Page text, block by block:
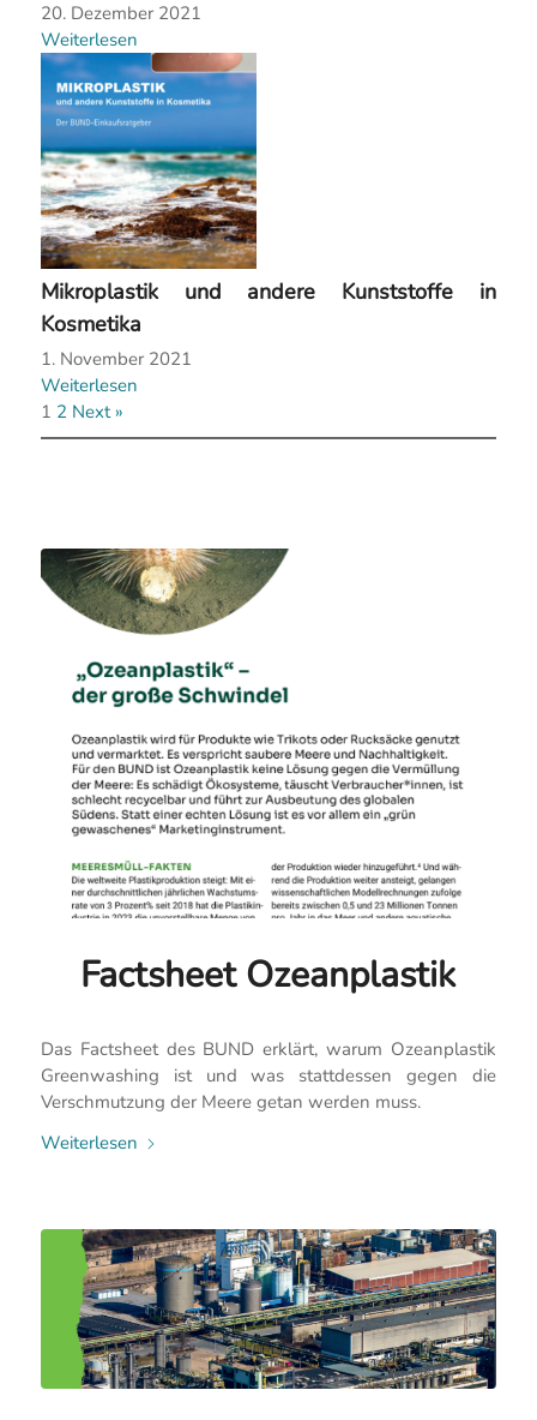
20. Dezember 2021
Weiterlesen
Mikroplastik und andere Kunststoffe in
Kosmetika
1. November 2021
Weiterlesen
1 2 Next »
Factsheet Ozeanplastik
Das Factsheet des BUND erklärt, warum Ozeanplastik
Greenwashing ist und was stattdessen gegen die
Verschmutzung der Meere getan werden muss.
Weiterlesen